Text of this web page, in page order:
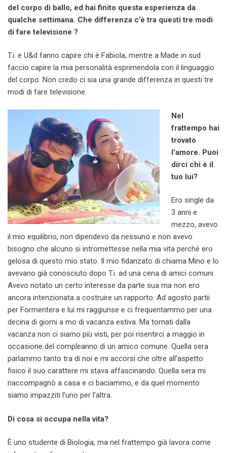
del corpo di ballo, ed hai finito questa esperienza da
qualche settimana. Che differenza c’è tra questi tre modi
di fare televisione ?
T.i. e U&d fanno capire chi è Fabiola, mentre a Made in sud
faccio capire la mia personalità esprimendola con il linguaggio
del corpo. Non credo ci sia una grande differenza in questi tre
modi di fare televisione.
Nel
frattempo hai
trovato
l’amore. Puoi
dirci chi è il
tuo lui?
Ero single da
3 anni e
mezzo, avevo
il mio equilibrio, non dipendevo da nessuno e non avevo
bisogno che alcuno si intromettesse nella mia vita perché ero
gelosa di questo mio stato. Il mio fidanzato di chiama Mino e lo
avevano già conosciuto dopo T.i. ad una cena di amici comuni.
Avevo notato un certo interesse da parte sua ma non ero
ancora intenzionata a costruire un rapporto. Ad agosto partii
per Formentera e lui mi raggiunse e ci frequentammo per una
decina di giorni a mo di vacanza estiva. Ma tornati dalla
vacanza non ci siamo più visti, per poi risentirci a maggio in
occasione del compleanno di un amico comune. Quella sera
parlammo tanto tra di noi e mi accorsi che oltre all’aspetto
fisico il suo carattere mi stava affascinando. Quella sera mi
riaccompagnò a casa e ci baciammo, e da quel momento
siamo impazziti l’uno per l’altra.
Di cosa si occupa nella vita?
È uno studente di Biologia, ma nel frattempo già lavora come